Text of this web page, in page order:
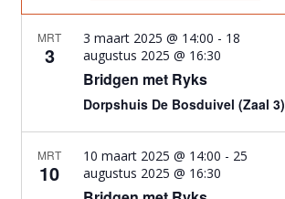
MRT
3
Bridgen met Ryks
3 maart 2025 @ 14:00 - 18
augustus 2025 @ 16:30
Dorpshuis De Bosduivel (Zaal 3)
MRT
10
10 maart 2025 @ 14:00 - 25
augustus 2025 @ 16:30